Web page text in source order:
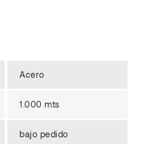
Acero
1.000 mts
bajo pedido